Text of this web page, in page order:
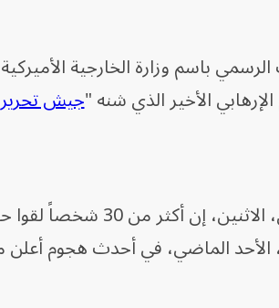
باسم وزارة الخارجية
الأخير الذي شنه "جيش
​وذكر مسؤولون،
الماضي، في أحدث هجوم